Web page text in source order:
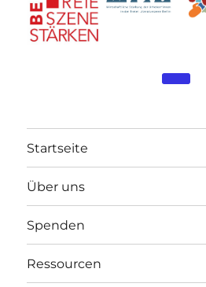
Startseite
Über uns
Spenden
Ressourcen